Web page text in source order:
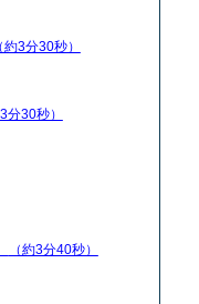
約3分30秒）
3分30秒）
（約3分40秒）